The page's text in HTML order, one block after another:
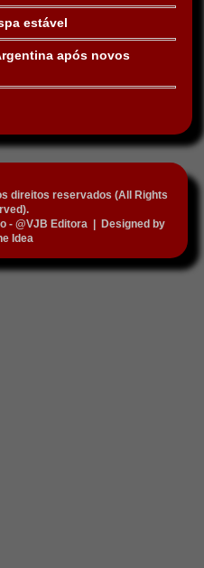
estável
após novos
direitos reservados (All Rights
- @VJB Editora|
Designed by
Idea